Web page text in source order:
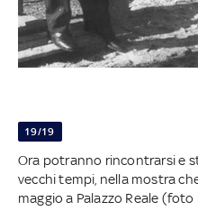
19/19
Ora potranno rincontrarsi e
vecchi tempi, nella mostra
maggio a Palazzo Reale (foto